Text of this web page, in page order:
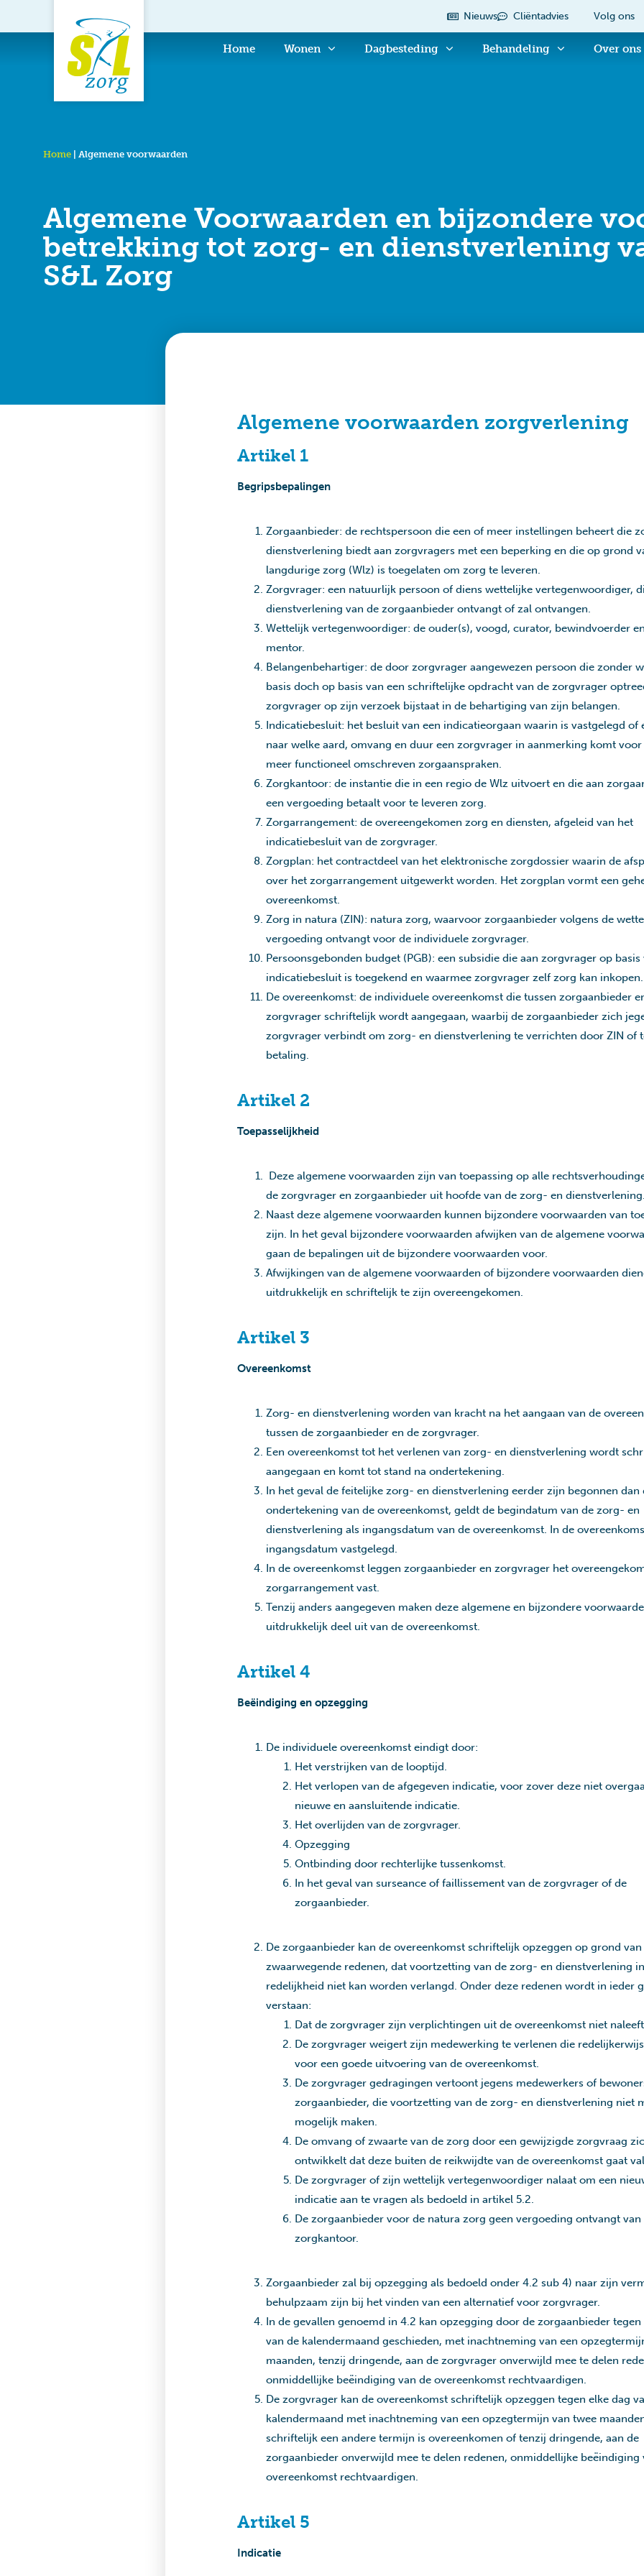
Nieuws Cliëntadvies Volg ons
Home Wonen Dagbesteding Behandeling Over ons
Home Algemene voorwaarden
Algemene Voorwaarden en bijzondere
betrekking tot zorg- en dienst­verlening
S&L Zorg
Algemene voorwaarden zorgverlening
Artikel 1
Begripsbepalingen
Zorgaanbieder: de rechtspersoon die een of meer instellingen beheert die
dienstverlening biedt aan zorgvragers met een beperking en die op grond
langdurige zorg (Wlz) is toegelaten om zorg te leveren.
Zorgvrager: een natuurlijk persoon of diens wettelijke vertegenwoordiger,
dienstverlening van de zorgaanbieder ontvangt of zal ontvangen.
Wettelijk vertegenwoordiger: de ouder(s), voogd, curator, bewindvoerder
mentor.
Belangenbehartiger: de door zorgvrager aangewezen persoon die zonder
basis doch op basis van een schriftelijke opdracht van de zorgvrager
zorgvrager op zijn verzoek bijstaat in de behartiging van zijn belangen.
Indicatiebesluit: het besluit van een indicatieorgaan waarin is vastgelegd of
naar welke aard, omvang en duur een zorgvrager in aanmerking komt voor
meer functioneel omschreven zorgaanspraken.
Zorgkantoor: de instantie die in een regio de Wlz uitvoert en die aan
een vergoeding betaalt voor te leveren zorg.
Zorgarrangement: de overeengekomen zorg en diensten, afgeleid van het
indicatiebesluit van de zorgvrager.
Zorgplan: het contractdeel van het elektronische zorgdossier waarin de
over het zorgarrangement uitgewerkt worden. Het zorgplan vormt een
overeenkomst.
Zorg in natura (ZIN): natura zorg, waarvoor zorgaanbieder volgens de
vergoeding ontvangt voor de individuele zorgvrager.
Persoonsgebonden budget (PGB): een subsidie die aan zorgvrager op basis
indicatiebesluit is toegekend en waarmee zorgvrager zelf zorg kan
De overeenkomst: de individuele overeenkomst die tussen zorgaanbieder
zorgvrager schriftelijk wordt aangegaan, waarbij de zorgaanbieder zich
zorgvrager verbindt om zorg- en dienstverlening te verrichten door ZIN of
betaling.
Artikel 2
Toepasselijkheid
Deze algemene voorwaarden zijn van toepassing op alle
de zorgvrager en zorgaanbieder uit hoofde van de zorg- en
Naast deze algemene voorwaarden kunnen bijzondere voorwaarden van
zijn. In het geval bijzondere voorwaarden afwijken van de algemene
gaan de bepalingen uit de bijzondere voorwaarden voor.
Afwijkingen van de algemene voorwaarden of bijzondere voorwaarden
uitdrukkelijk en schriftelijk te zijn overeengekomen.
Artikel 3
Overeenkomst
Zorg- en dienstverlening worden van kracht na het aangaan van de
tussen de zorgaanbieder en de zorgvrager.
Een overeenkomst tot het verlenen van zorg- en dienstverlening wordt
aangegaan en komt tot stand na ondertekening.
In het geval de feitelijke zorg- en dienstverlening eerder zijn begonnen dan
ondertekening van de overeenkomst, geldt de begindatum van de zorg- en
dienstverlening als ingangsdatum van de overeenkomst. In de
ingangsdatum vastgelegd.
In de overeenkomst leggen zorgaanbieder en zorgvrager het
zorgarrangement vast.
Tenzij anders aangegeven maken deze algemene en bijzondere
uitdrukkelijk deel uit van de overeenkomst.
Artikel 4
Beëindiging en opzegging
De individuele overeenkomst eindigt door:
Het verstrijken van de looptijd.
Het verlopen van de afgegeven indicatie, voor zover deze niet
nieuwe en aansluitende indicatie.
Het overlijden van de zorgvrager.
Opzegging
Ontbinding door rechterlijke tussenkomst.
In het geval van surseance of faillissement van de zorgvrager of de
zorgaanbieder.
De zorgaanbieder kan de overeenkomst schriftelijk opzeggen op grond
zwaarwegende redenen, dat voortzetting van de zorg- en dienstverlening in
redelijkheid niet kan worden verlangd. Onder deze redenen wordt in ieder
verstaan:
Dat de zorgvrager zijn verplichtingen uit de overeenkomst niet
De zorgvrager weigert zijn medewerking te verlenen die
voor een goede uitvoering van de overeenkomst.
De zorgvrager gedragingen vertoont jegens medewerkers of
zorgaanbieder, die voortzetting van de zorg- en dienstverlening niet
mogelijk maken.
De omvang of zwaarte van de zorg door een gewijzigde zorgvraag
ontwikkelt dat deze buiten de reikwijdte van de overeenkomst gaat
De zorgvrager of zijn wettelijk vertegenwoordiger nalaat om een
indicatie aan te vragen als bedoeld in artikel 5.2.
De zorgaanbieder voor de natura zorg geen vergoeding ontvangt van
zorgkantoor.
Zorgaanbieder zal bij opzegging als bedoeld onder 4.2 sub 4) naar zijn
behulpzaam zijn bij het vinden van een alternatief voor zorgvrager.
In de gevallen genoemd in 4.2 kan opzegging door de zorgaanbieder tegen
van de kalendermaand geschieden, met inachtneming van een
maanden, tenzij dringende, aan de zorgvrager onverwijld mee te delen
onmiddellijke beëindiging van de overeenkomst rechtvaardigen.
De zorgvrager kan de overeenkomst schriftelijk opzeggen tegen elke dag
kalendermaand met inachtneming van een opzegtermijn van twee
schriftelijk een andere termijn is overeenkomen of tenzij dringende, aan de
zorgaanbieder onverwijld mee te delen redenen, onmiddellijke beëindiging
overeenkomst rechtvaardigen.
Artikel 5
Indicatie